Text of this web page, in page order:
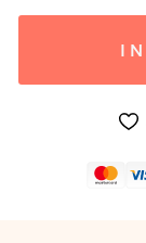
Matte